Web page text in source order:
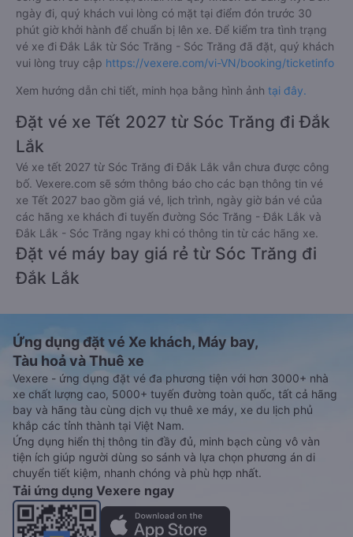
ngày đi, quý khách vui lòng có mặt tại điểm đón trước 30
phút giờ khởi hành để chuẩn bị lên xe. Để kiểm tra tình trạng
vé xe đi Đắk Lắk từ Sóc Trăng - Sóc Trăng đã đặt, quý khách
vui lòng truy cập https://vexere.com/vi-VN/booking/ticketinfo
Xem hướng dẫn chi tiết, minh họa bằng hình ảnh tại đây.
Đặt vé xe Tết 2027 từ Sóc Trăng đi Đắk
Lắk
Vé xe tết 2027 từ Sóc Trăng đi Đắk Lắk vẫn chưa được công
bố. Vexere.com sẽ sớm thông báo cho các bạn thông tin vé
xe Tết 2027 bao gồm giá vé, lịch trình, ngày giờ bán vé của
các hãng xe khách đi tuyến đường Sóc Trăng - Đắk Lắk và
Đắk Lắk - Sóc Trăng ngay khi có thông tin từ các hãng xe.
Đặt vé máy bay giá rẻ từ Sóc Trăng đi
Đắk Lắk
Ứng dụng đặt vé Xe khách, Máy bay,
Tàu hoả và Thuê xe
Vexere - ứng dụng đặt vé đa phương tiện với hơn 3000+ nhà
xe chất lượng cao, 5000+ tuyến đường toàn quốc, tất cả hãng
bay và hãng tàu cùng dịch vụ thuê xe máy, xe du lịch phủ
khắp các tỉnh thành tại Việt Nam.
Ứng dụng hiển thị thông tin đầy đủ, minh bạch cùng vô vàn
tiện ích giúp người dùng so sánh và lựa chọn phương án di
chuyển tiết kiệm, nhanh chóng và phù hợp nhất.
Tải ứng dụng Vexere ngay